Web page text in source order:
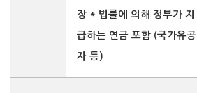
장 * 법률에 의해 정부가 지
급하는 연금 포함 (국가유공
자 등)